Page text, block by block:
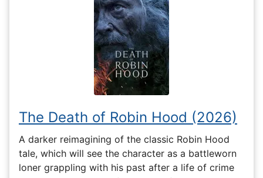
The Death of Robin Hood (2026)
A darker reimagining of the classic Robin Hood
tale, which will see the character as a battleworn
loner grappling with his past after a life of crime